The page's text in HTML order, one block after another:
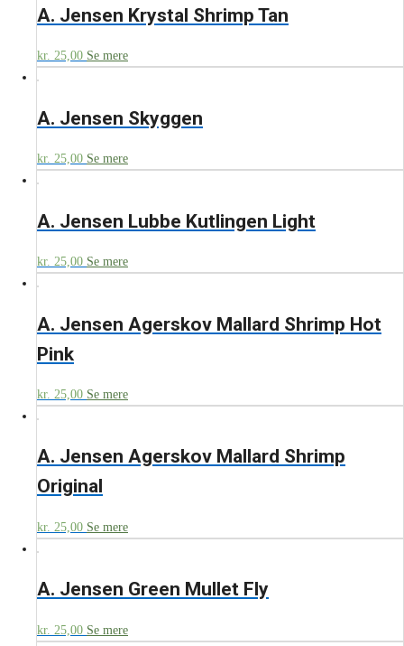
A. Jensen Krystal Shrimp Tan
kr. 25,00 Se mere
A. Jensen Skyggen
kr. 25,00 Se mere
A. Jensen Lubbe Kutlingen Light
kr. 25,00 Se mere
A. Jensen Agerskov Mallard Shrimp Hot
Pink
kr. 25,00 Se mere
A. Jensen Agerskov Mallard Shrimp
Original
kr. 25,00 Se mere
A. Jensen Green Mullet Fly
kr. 25,00 Se mere